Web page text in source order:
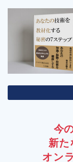
今
新た
オン